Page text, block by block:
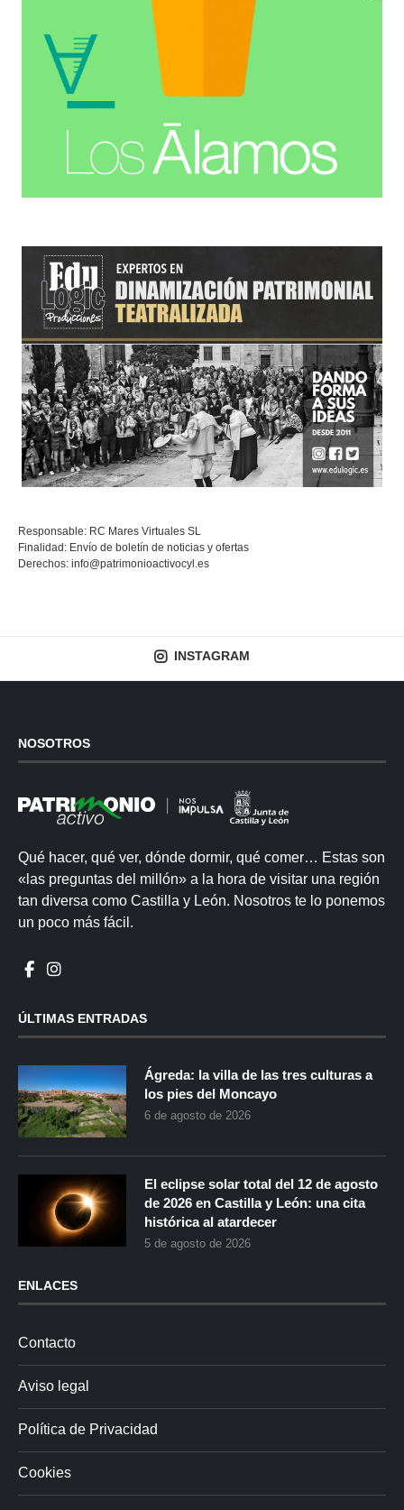
Responsable: RC Mares Virtuales SL
Finalidad: Envío de boletín de noticias y ofertas
Derechos: info@patrimonioactivocyl.es
INSTAGRAM
NOSOTROS
Qué hacer, qué ver, dónde dormir, qué comer… Estas son
«las preguntas del millón» a la hora de visitar una región
tan diversa como Castilla y León. Nosotros te lo ponemos
un poco más fácil.
ÚLTIMAS ENTRADAS
Ágreda: la villa de las tres culturas a
los pies del Moncayo
6 de agosto de 2026
El eclipse solar total del 12 de agosto
de 2026 en Castilla y León: una cita
histórica al atardecer
5 de agosto de 2026
ENLACES
Contacto
Aviso legal
Política de Privacidad
Cookies